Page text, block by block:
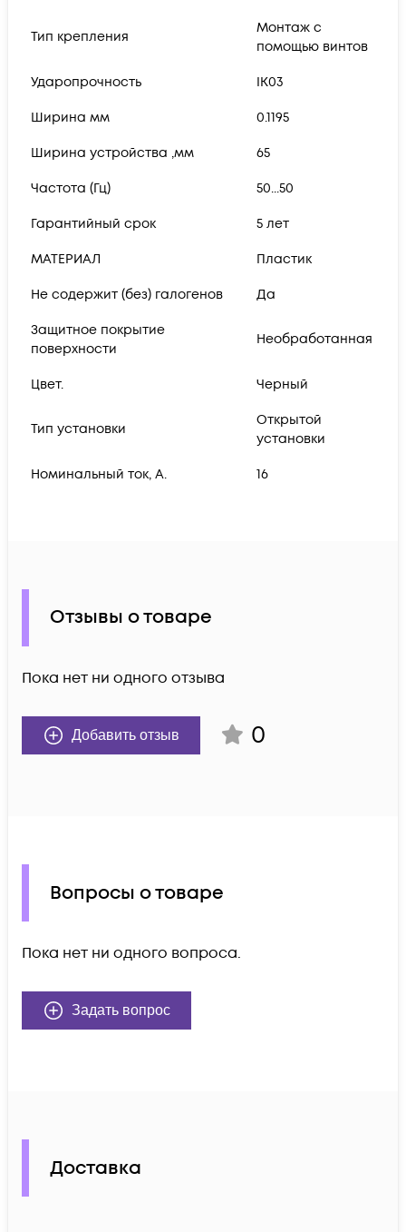
Тип крепления
Монтаж с
помощью винтов
Ударопрочность IK03
Ширина мм 0.1195
Ширина устройства ,мм 65
Частота (Гц) 50...50
Гарантийный срок 5 лет
МАТЕРИАЛ Пластик
Не содержит (без) галогенов Да
Защитное покрытие
поверхности
Необработанная
Цвет. Черный
Тип установки
Открытой
установки
Номинальный ток, А. 16
Отзывы о товаре
Пока нет ни одного отзыва
Добавить отзыв 0
Вопросы о товаре
Пока нет ни одного вопроса.
Задать вопрос
Доставка